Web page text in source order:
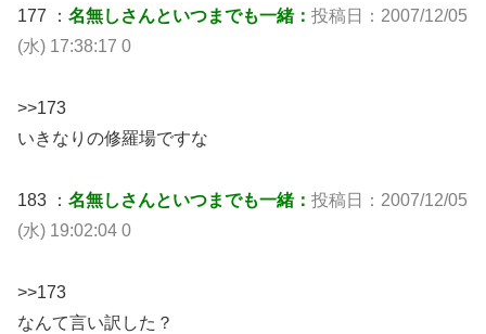
177 ： 名無しさんといつまでも一緒： 投稿日：2007/12/05
(水) 17:38:17 0
>>173
いきなりの修羅場ですな
183 ： 名無しさんといつまでも一緒： 投稿日：2007/12/05
(水) 19:02:04 0
>>173
なんて言い訳した？